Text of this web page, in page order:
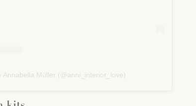
Annabella Müller (@anni_interior_love)